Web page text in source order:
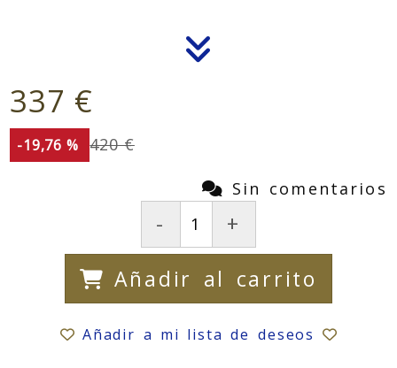
337 €
-19,76 % 420 €
Sin comentarios
-
+
Añadir al carrito
Añadir a mi lista de deseos